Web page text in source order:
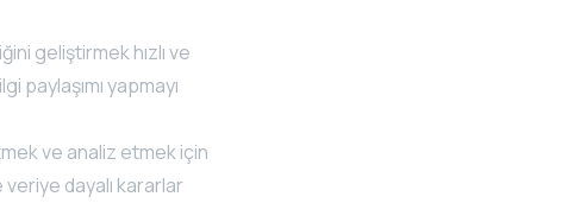
geliştirmek hızlı ve
paylaşımı yapmayı
ve analiz etmek için
dayalı kararlar